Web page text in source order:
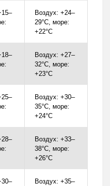
Воздух: +24–
29°C, море:
+22°C
Воздух: +27–
32°C, море:
+23°C
Воздух: +30–
35°C, море:
+24°C
Воздух: +33–
38°C, море:
+26°C
Воздух: +35–